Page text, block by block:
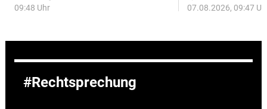
09:48 Uhr
07.08.2026, 09:47
Rechtsprechung